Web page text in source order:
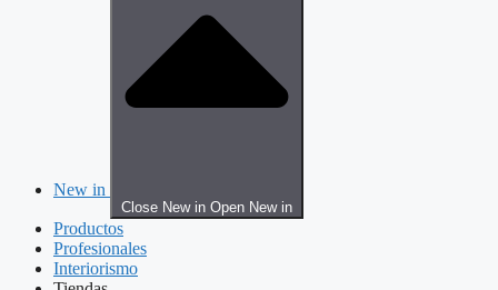
New in
Close New in Open New in
Productos
Profesionales
Interiorismo